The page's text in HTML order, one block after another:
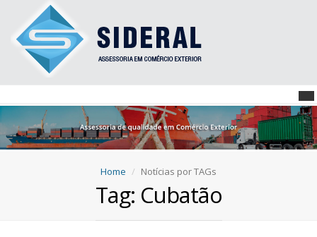
Home Notícias por TAGs
Tag: Cubatão